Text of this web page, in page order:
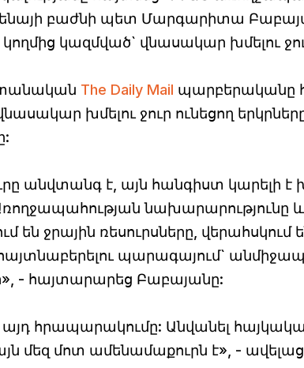
բաժնի պետ Մարգարիտա
կազմված` վնասակար խմելու
The Daily Mail պարբերականը
խմելու ջուր ունեցող
անվտանգ է, այն հանգիստ կարելի է
նախարարությունը
են ջրային ռեսուրսները, վերահսկում
պարագայում`
- հայտարարեց Բաբայանը:
հրապարակումը: Անվանել
մեզ մոտ ամենամաքուրն է», -